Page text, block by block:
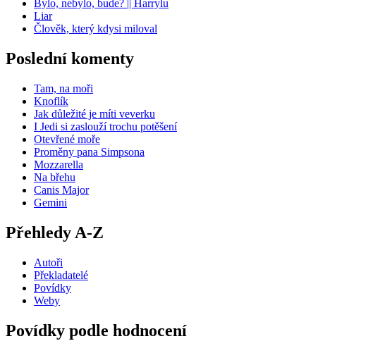
Bylo, nebylo, bude? || Harrylu
Liar
Člověk, který kdysi miloval
Poslední komenty
Tam, na moři
Knoflík
Jak důležité je míti veverku
I Jedi si zaslouží trochu potěšení
Otevřené moře
Proměny pana Simpsona
Mozzarella
Na břehu
Canis Major
Gemini
Přehledy A-Z
Autoři
Překladatelé
Povídky
Weby
Povídky podle hodnocení